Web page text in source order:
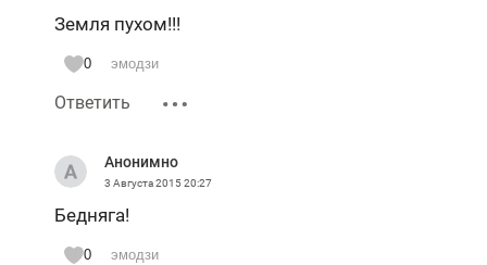
Земля пухом!!!
0 эмодзи
Ответить
Анонимно
3 Августа 201520:27
Бедняга!
0 эмодзи